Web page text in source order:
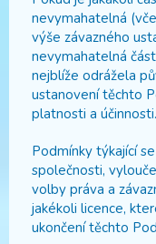
nevymahatelná
výše závazného
nevymahatelná
nejblíže odrážela
ustanovení těchto
platnosti a účinnosti.
Podmínky týkající
společnosti,
volby práva a
jakékoli licence,
ukončení těchto